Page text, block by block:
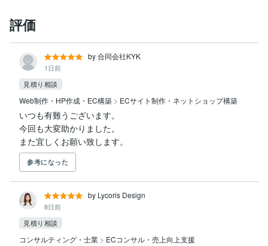
評価
by 合同会社KYK
1日前
見積り相談
Web制作・HP作成・EC構築 > ECサイト制作・ネットショップ構築
いつも有難うございます。
今回も大変助かりました。
また宜しくお願い致します。
参考になった
by Lycoris Design
8日前
見積り相談
コンサルティング・士業 > ECコンサル・売上向上支援